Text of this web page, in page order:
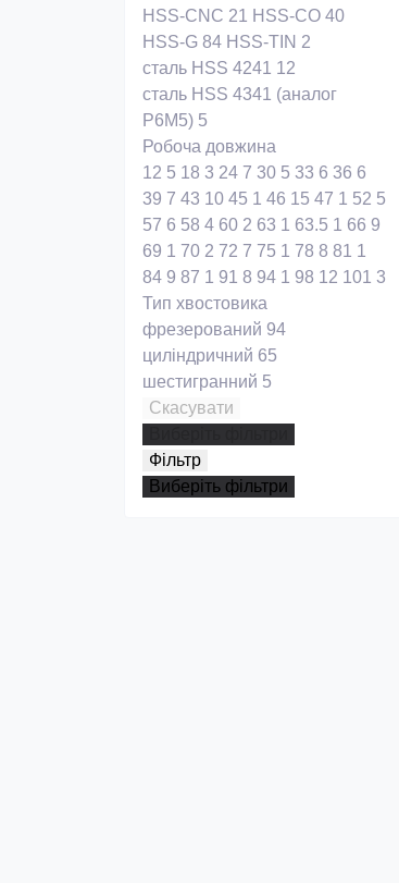
HSS-CNC 21 HSS-CO 40
HSS-G 84 HSS-TIN 2
сталь HSS 4241 12
сталь HSS 4341 (аналог
Р6М5) 5
Робоча довжина
12 5 18 3 24 7 30 5 33 6 36 6
39 7 43 10 45 1 46 15 47 1 52 5
57 6 58 4 60 2 63 1 63.5 1 66 9
69 1 70 2 72 7 75 1 78 8 81 1
84 9 87 1 91 8 94 1 98 12 101 3
Тип хвостовика
фрезерований 94
циліндричний 65
шестигранний 5
Скасувати
Фільтр
Виберіть фільтри